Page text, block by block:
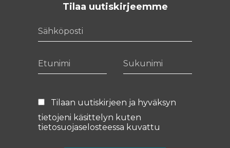
Tilaa uutiskirjeemme
Tilaan uutiskirjeen ja hyväksyn
tietojeni käsittelyn kuten
tietosuojaselosteessa kuvattu